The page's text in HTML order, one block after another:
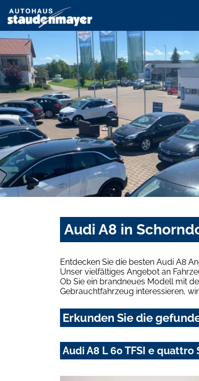
Audi A8 in
Entdecken Sie die besten Audi A8
Unser vielfältiges Angebot an
Ob Sie ein brandneues Modell mit
Gebrauchtfahrzeug interessieren,
Erkunden Sie die
Audi A8 L 60 TFSI e quattro